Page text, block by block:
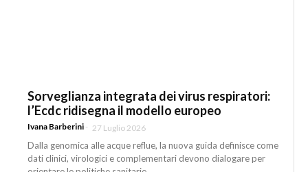
Sorveglianza integrata dei virus respiratori:
l’Ecdc ridisegna il modello europeo
Ivana Barberini - 27 Luglio 2026
Dalla genomica alle acque reflue, la nuova guida definisce come
dati clinici, virologici e complementari devono dialogare per